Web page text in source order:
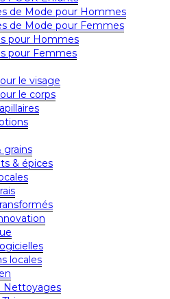
de Mode pour Hommes
de Mode pour Femmes
pour Hommes
pour Femmes
le visage
le corps
grains
& épices
locales
Nettoyages